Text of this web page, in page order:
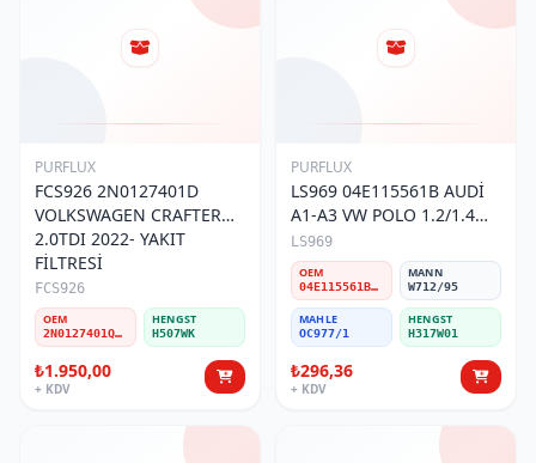
PURFLUX
FCS926 2N0127401D
VOLKSWAGEN CRAFTER
2.0TDI 2022- YAKIT
FİLTRESİ
FCS926
OEM
2N0127401Q/2N0127401AA/2N0127401D
HENGST
H507WK
₺1.950,00
+ KDV
PURFLUX
LS969 04E115561B AUDİ
A1-A3 VW POLO 1.2/1.4
YAĞ FİLTRESİ
LS969
OEM
04E115561B/D/H/T
MANN
W712/95
MAHLE
OC977/1
HENGST
H317W01
₺296,36
+ KDV